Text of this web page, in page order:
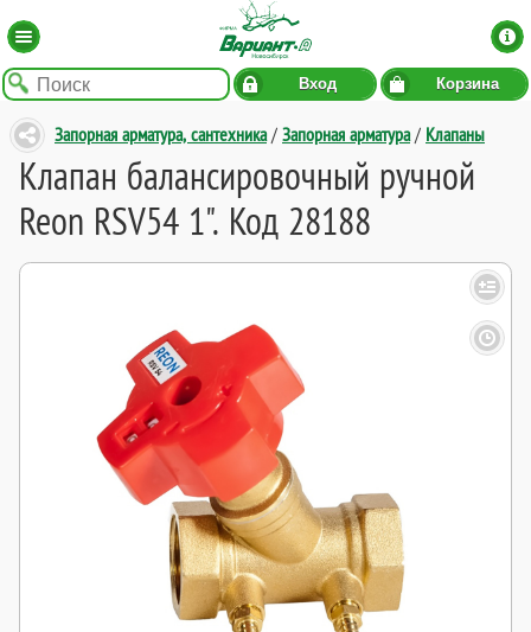
Вход Корзина
Запорная арматура, сантехника/ Запорная арматура/ Клапаны
Клапан балансировочный ручной
Reon RSV54 1". Код 28188